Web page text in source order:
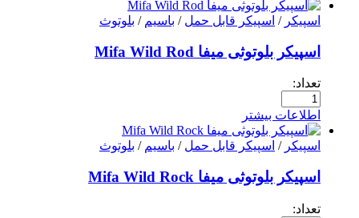
اسپیکر / اسپیکر قابل حمل / باسیم / بلوتوث
اسپیکر بلوتوثی میفا Mifa Wild Rod
تعداد:
اطلاعات بیشتر
اسپیکر / اسپیکر قابل حمل / باسیم / بلوتوث
اسپیکر بلوتوثی میفا Mifa Wild Rock
تعداد: